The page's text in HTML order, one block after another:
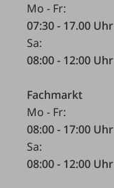
Mo - Fr:
07:30 - 17.00 Uhr
Sa:
08:00 - 12:00 Uhr
Fachmarkt
Mo - Fr:
08:00 - 17:00 Uhr
Sa:
08:00 - 12:00 Uhr